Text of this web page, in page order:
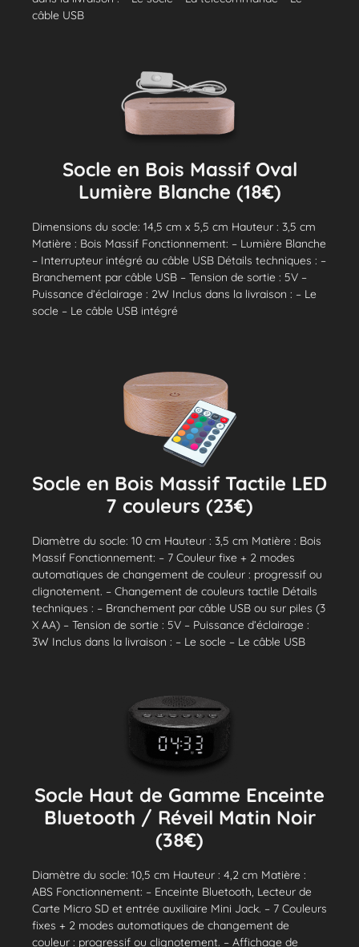
câble USB
Socle en Bois Massif Oval
Lumière Blanche (18€)
Dimensions du socle: 14,5 cm x 5,5 cm Hauteur : 3,5 cm
Matière : Bois Massif Fonctionnement: – Lumière Blanche
– Interrupteur intégré au câble USB Détails techniques : –
Branchement par câble USB – Tension de sortie : 5V –
Puissance d’éclairage : 2W Inclus dans la livraison : – Le
socle – Le câble USB intégré
Socle en Bois Massif Tactile LED
7 couleurs (23€)
Diamètre du socle: 10 cm Hauteur : 3,5 cm Matière : Bois
Massif Fonctionnement: – 7 Couleur fixe + 2 modes
automatiques de changement de couleur : progressif ou
clignotement. – Changement de couleurs tactile Détails
techniques : – Branchement par câble USB ou sur piles (3
X AA) – Tension de sortie : 5V – Puissance d’éclairage :
3W Inclus dans la livraison : – Le socle – Le câble USB
Socle Haut de Gamme Enceinte
Bluetooth / Réveil Matin Noir
(38€)
Diamètre du socle: 10,5 cm Hauteur : 4,2 cm Matière :
ABS Fonctionnement: – Enceinte Bluetooth, Lecteur de
Carte Micro SD et entrée auxiliaire Mini Jack. – 7 Couleurs
fixes + 2 modes automatiques de changement de
couleur : progressif ou clignotement. – Affichage de